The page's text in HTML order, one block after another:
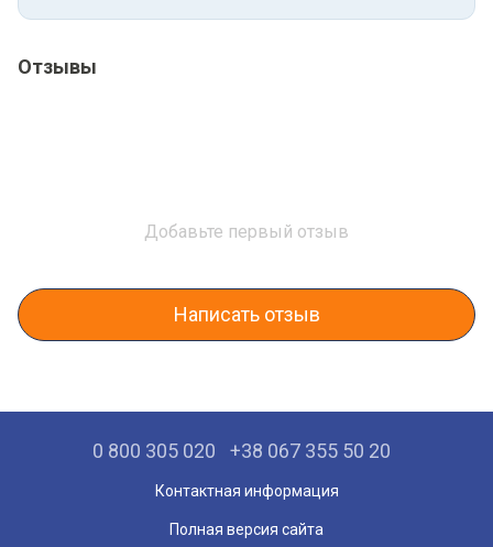
Отзывы
Добавьте первый отзыв
Написать отзыв
0 800 305 020 +38 067 355 50 20
Контактная информация
Полная версия сайта